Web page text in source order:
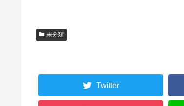
未分類
Twitter